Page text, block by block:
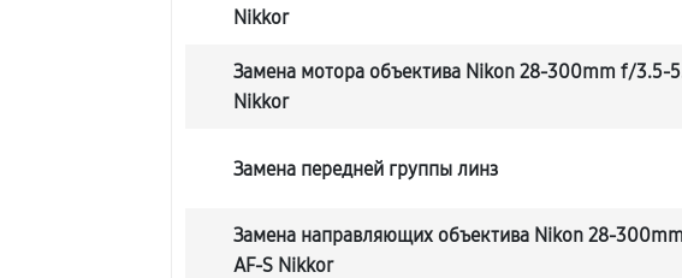
Nikkor
Замена мотора объектива Nikon 28-300mm f/3.5-
Nikkor
Замена передней группы линз
Замена направляющих объектива Nikon 28-
AF-S Nikkor